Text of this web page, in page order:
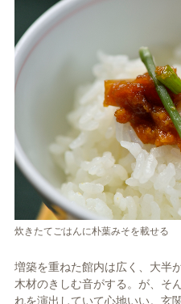
炊きたてごはんに朴葉みそを載せる
増築を重ねた館内は広く、大半
木材のきしむ音がする。が、そ
れを演出していて心地いい。玄